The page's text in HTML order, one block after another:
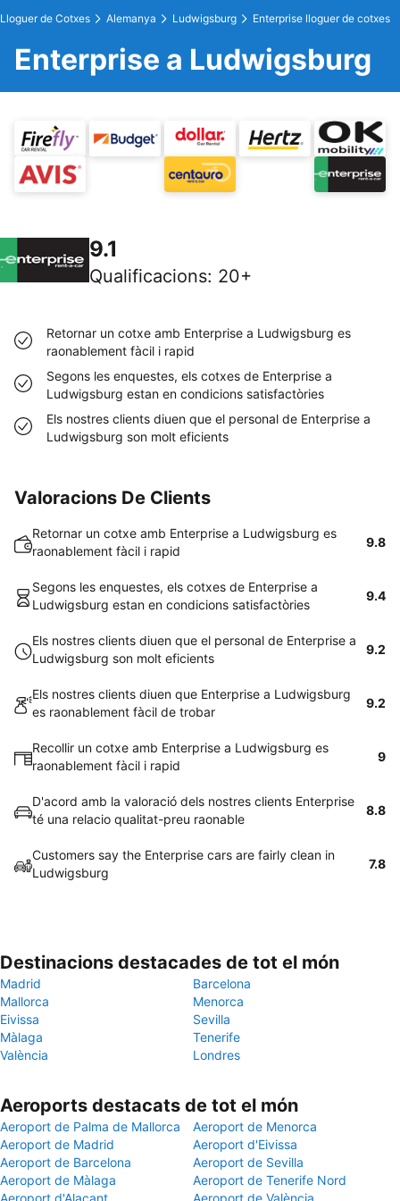
Lloguer de Cotxes Alemanya Ludwigsburg Enterprise lloguer de cotxes
Enterprise a Ludwigsburg
9.1
Qualificacions: 20+
Retornar un cotxe amb Enterprise a Ludwigsburg es
raonablement fàcil i rapid
Segons les enquestes, els cotxes de Enterprise a
Ludwigsburg estan en condicions satisfactòries
Els nostres clients diuen que el personal de Enterprise a
Ludwigsburg son molt eficients
Valoracions De Clients
Retornar un cotxe amb Enterprise a Ludwigsburg es
raonablement fàcil i rapid
9.8
Segons les enquestes, els cotxes de Enterprise a
Ludwigsburg estan en condicions satisfactòries
9.4
Els nostres clients diuen que el personal de Enterprise a
Ludwigsburg son molt eficients
9.2
Els nostres clients diuen que Enterprise a Ludwigsburg
es raonablement fàcil de trobar
9.2
Recollir un cotxe amb Enterprise a Ludwigsburg es
raonablement fàcil i rapid
9
D'acord amb la valoració dels nostres clients Enterprise
té una relacio qualitat-preu raonable
8.8
Customers say the Enterprise cars are fairly clean in
Ludwigsburg
7.8
Destinacions destacades de tot el món
Madrid
Barcelona
Mallorca
Menorca
Eivissa
Sevilla
Màlaga
Tenerife
València
Londres
Aeroports destacats de tot el món
Aeroport de Palma de Mallorca
Aeroport de Menorca
Aeroport de Madrid
Aeroport d'Eivissa
Aeroport de Barcelona
Aeroport de Sevilla
Aeroport de Màlaga
Aeroport de Tenerife Nord
Aeroport d'Alacant
Aeroport de València